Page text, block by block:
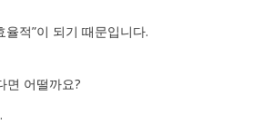
적”이 되기 때문입니다.
면 어떨까요?